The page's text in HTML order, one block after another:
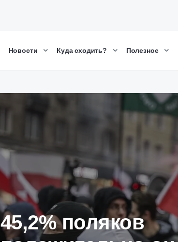
Новости Куда сходить? Полезное
45,2% поляков